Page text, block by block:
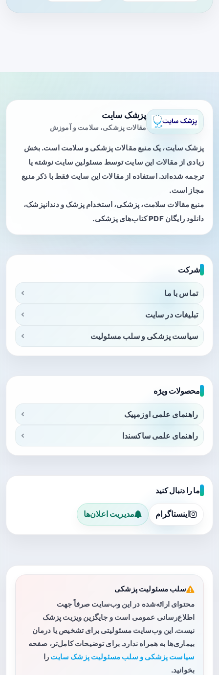
پزشک سایت
مقالات پزشکی، سلامت و آموزش
پزشک سایت، یک منبع مقالات پزشکی و سلامت است. بخش
زیادی از مقالات این سایت توسط مسئولین سایت نوشته یا
ترجمه شده‌اند. استفاده از مقالات این سایت فقط با ذکر منبع
مجاز است.
منبع مقالات سلامت، پزشکی، استخدام پزشک و دندانپزشک،
دانلود رایگان PDF کتاب‌های پزشکی.
شرکت
تماس با ما
تبلیغات در سایت
سیاست پزشکی و سلب مسئولیت
محصولات ویژه
راهنمای علمی اوزمپیک
راهنمای علمی ساکسندا
ما را دنبال کنید
اینستاگرام مدیریت اعلان‌ها
سلب مسئولیت پزشکی
محتوای ارائه‌شده در این وب‌سایت صرفاً جهت
اطلاع‌رسانی عمومی است و جایگزین ویزیت پزشک
نیست. این وب‌سایت مسئولیتی برای تشخیص یا درمان
بیماری‌ها به همراه ندارد. برای توضیحات کامل‌تر، صفحه
سیاست پزشکی و سلب مسئولیت پزشک سایت را
بخوانید.